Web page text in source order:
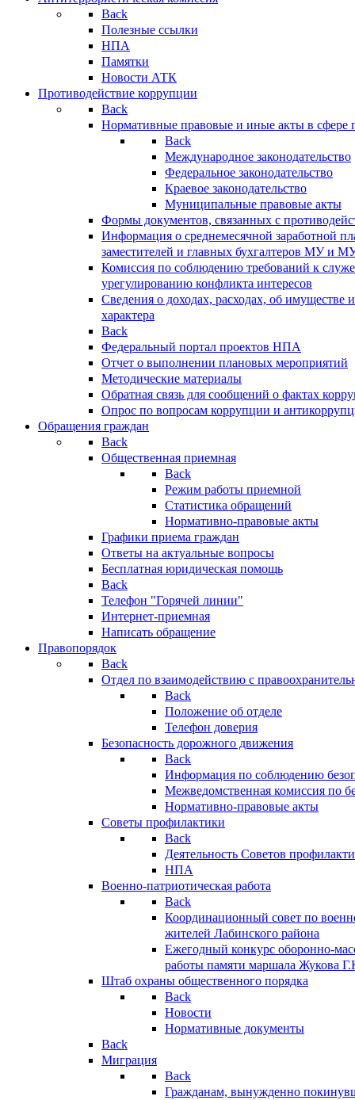
Back
Полезные ссылки
НПА
Памятки
Новости АТК
Противодействие коррупции
Back
Нормативные правовые и иные акты в сфере
Back
Международное законодательство
Федеральное законодательство
Краевое законодательство
Муниципальные правовые акты
Формы документов, связанных с
Информация о среднемесячной заработной
заместителей и главных бухгалтеров МУ и
Комиссия по соблюдению требований к
урегулированию конфликта интересов
Сведения о доходах, расходах, об имуществе
характера
Back
Федеральный портал проектов НПА
Отчет о выполнении плановых мероприятий
Методические материалы
Обратная связь для сообщений о фактах
Опрос по вопросам коррупции и
Обращения граждан
Back
Общественная приемная
Back
Режим работы приемной
Статистика обращений
Нормативно-правовые акты
Графики приема граждан
Ответы на актуальные вопросы
Бесплатная юридическая помощь
Back
Телефон "Горячей линии"
Интернет-приемная
Написать обращение
Правопорядок
Back
Отдел по взаимодействию с
Back
Положение об отделе
Телефон доверия
Безопасность дорожного движения
Back
Информация по соблюдению
Межведомственная комиссия по
Нормативно-правовые акты
Советы профилактики
Back
Деятельность Советов
НПА
Военно-патриотическая работа
Back
Координационный совет по
жителей Лабинского района
Ежегодный конкурс оборонно-
работы памяти маршала Жукова
Штаб охраны общественного порядка
Back
Новости
Нормативные документы
Back
Миграция
Back
Гражданам, вынужденно